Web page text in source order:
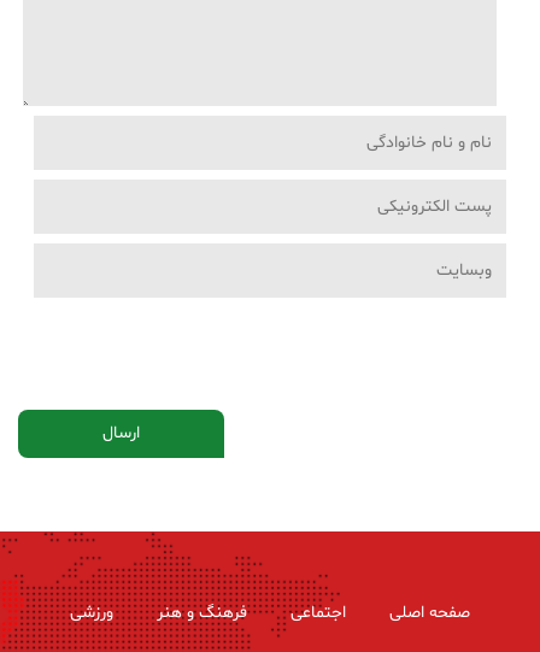
صفحه اصلی اجتماعی فرهنگ و هنر ورزشی